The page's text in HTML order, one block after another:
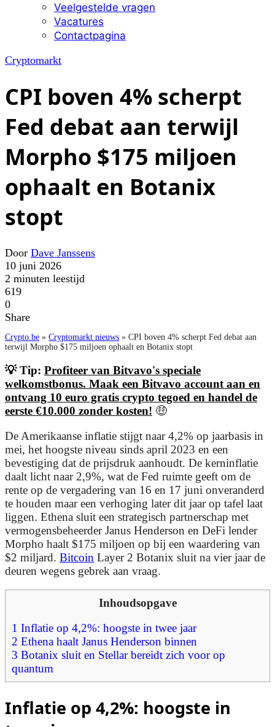
Veelgestelde vragen
Vacatures
Contactpagina
Cryptomarkt
CPI boven 4% scherpt
Fed debat aan terwijl
Morpho $175 miljoen
ophaalt en Botanix
stopt
Door Dave Janssens
10 juni 2026
2 minuten leestijd
619
0
Share
Crypto.be » Cryptomarkt nieuws » CPI boven 4% scherpt Fed debat aan
terwijl Morpho $175 miljoen ophaalt en Botanix stopt
💡 Tip: Profiteer van Bitvavo's speciale
welkomstbonus. Maak een Bitvavo account aan en
ontvang 10 euro gratis crypto tegoed en handel de
eerste €10.000 zonder kosten! 🤑
De Amerikaanse inflatie stijgt naar 4,2% op jaarbasis in
mei, het hoogste niveau sinds april 2023 en een
bevestiging dat de prijsdruk aanhoudt. De kerninflatie
daalt licht naar 2,9%, wat de Fed ruimte geeft om de
rente op de vergadering van 16 en 17 juni onveranderd
te houden maar een verhoging later dit jaar op tafel laat
liggen. Ethena sluit een strategisch partnerschap met
vermogensbeheerder Janus Henderson en DeFi lender
Morpho haalt $175 miljoen op bij een waardering van
$2 miljard. Bitcoin Layer 2 Botanix sluit na vier jaar de
deuren wegens gebrek aan vraag.
Inhoudsopgave
1 Inflatie op 4,2%: hoogste in twee jaar
2 Ethena haalt Janus Henderson binnen
3 Botanix sluit en Stellar bereidt zich voor op
quantum
Inflatie op 4,2%: hoogste in